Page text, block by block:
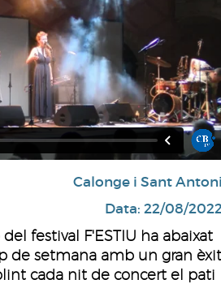
Calonge i Sant
Data: 22/08/
festival F'ESTIU ha abaixat
de setmana amb un gran èxit
cada nit de concert el pati